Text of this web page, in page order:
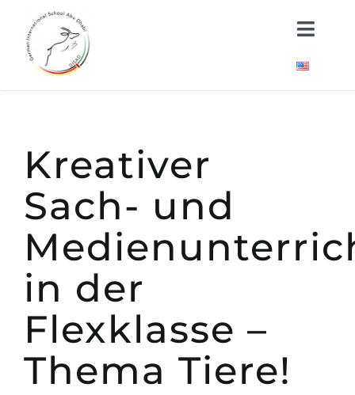
contentÜber uns
Schule
Neuigkeiten
Wichtige Dokumente
Kreativer
Sach- und
in der
Flexklasse –
Thema Tiere!